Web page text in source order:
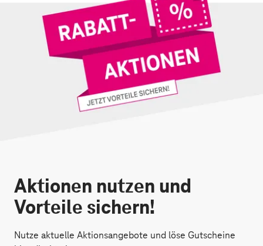
Aktionen nutzen und
Vorteile sichern!
Nutze aktuelle Aktionsangebote und löse Gutscheine